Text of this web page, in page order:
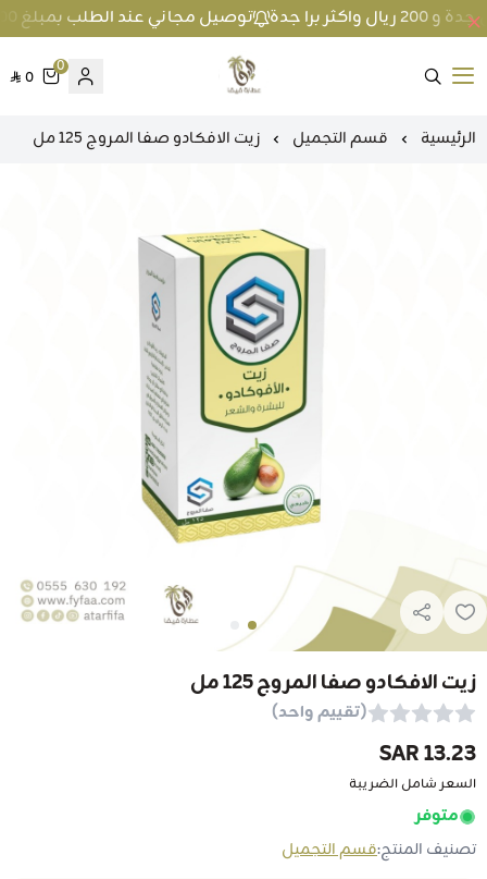
توصيل مجاني عند الطلب بمبلغ 100 ريال واكثر داخل جدة و 200 ريال واكثر برا جدة
متجر عطارة فيفا
0
0
الرئيسية قسم التجميل زيت الافكادو صفا المروج 125 مل
زيت الافكادو صفا المروج 125 مل
(تقييم واحد)
13.23 SAR
السعر شامل الضريبة
متوفر
تصنيف المنتج:قسم التجميل